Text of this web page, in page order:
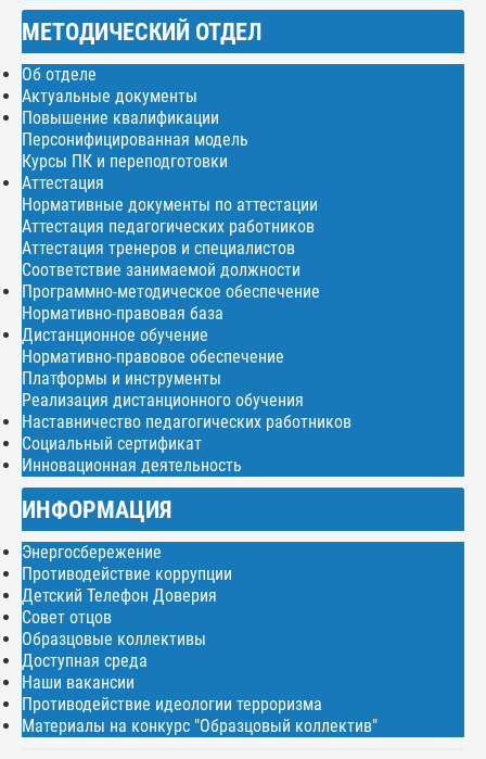
МЕТОДИЧЕСКИЙ ОТДЕЛ
Об отделе
Актуальные документы
Повышение квалификации
Персонифицированная модель
Курсы ПК и переподготовки
Аттестация
Нормативные документы по аттестации
Аттестация педагогических работников
Аттестация тренеров и специалистов
Соответствие занимаемой должности
Программно-методическое обеспечение
Нормативно-правовая база
Дистанционное обучение
Нормативно-правовое обеспечение
Платформы и инструменты
Реализация дистанционного обучения
Наставничество педагогических работников
Социальный сертификат
Инновационная деятельность
ИНФОРМАЦИЯ
Энергосбережение
Противодействие коррупции
Детский Телефон Доверия
Совет отцов
Образцовые коллективы
Доступная среда
Наши вакансии
Противодействие идеологии терроризма
Материалы на конкурс "Образцовый коллектив"